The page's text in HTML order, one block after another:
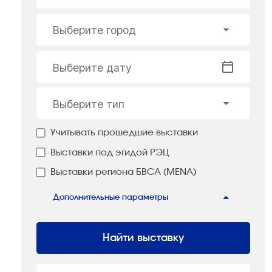
Выберите город
Выберите дату
Выберите тип
Учитывать прошедшие выставки
Выставки под эгидой РЭЦ
Выставки региона БВСА (MENA)
Дополнительные параметры
Найти выставку